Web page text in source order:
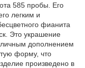
585 пробы. Его
легким и
фианита
Это украшение
дополнением
форму, что
произведено в